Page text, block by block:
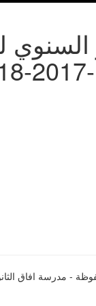
افاق الثانوية كفر